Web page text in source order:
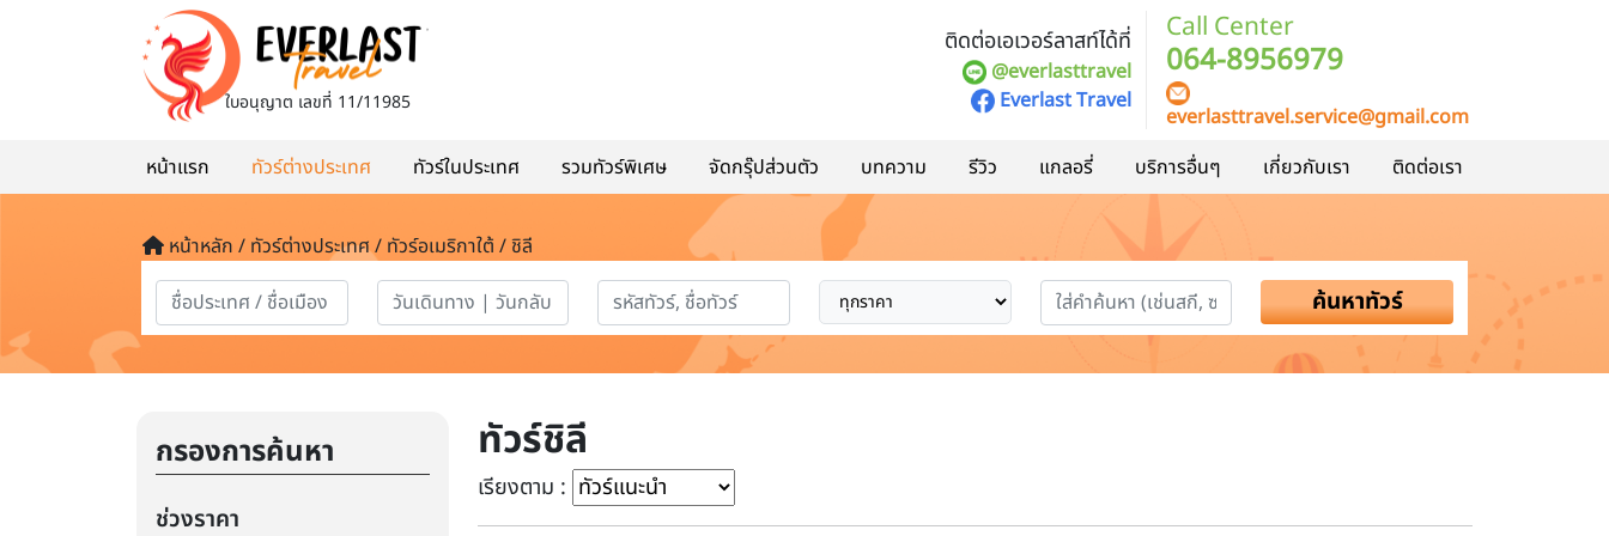
ใบอนุญาต เลขที่ 11/11985
ติดต่อเอเวอร์ลาสท์ได้ที่
@everlasttravel
Everlast Travel
Call Center
064-8956979
everlasttravel.service@gmail.com
หน้าแรก
ทัวร์ต่างประเทศ ทัวร์ในประเทศ รวมทัวร์พิเศษ จัดกรุ๊ปส่วนตัว บทความ รีวิว แกลอรี่ บริการอื่นๆ เกี่ยวกับเรา ติดต่อเรา
หน้าหลัก / ทัวร์ต่างประเทศ / ทัวร์อเมริกาใต้ / ชิลี
ค้นหาทัวร์
กรองการค้นหา
ช่วงราคา
ทัวร์ชิลี
เรียงตาม :